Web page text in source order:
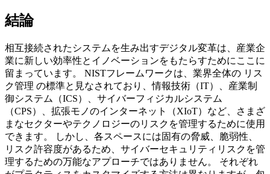
結論
相互接続されたシステムを生み出すデジタル変革は、産業企
業に新しい効率性とイノベーションをもたらすためにここに
留まっています。 NISTフレームワークは、業界全体の リス
ク管理 の標準と見なされており、情報技術（IT）、産業制
御システム（ICS）、サイバーフィジカルシステム
（CPS）、拡張モノのインターネット（XIoT）など、さまざ
まなセクターやテクノロジーのリスクを管理するために使用
できます。 しかし、各スペースには固有の脅威、脆弱性、
リスク許容度があるため、サイバーセキュリティリスクを管
理するための万能なアプローチではありません。 それぞれ